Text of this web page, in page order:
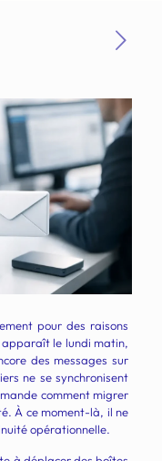
pour des raisons
le lundi matin,
des messages sur
ne se synchronisent
comment migrer
À ce moment-là, il ne
opérationnelle.